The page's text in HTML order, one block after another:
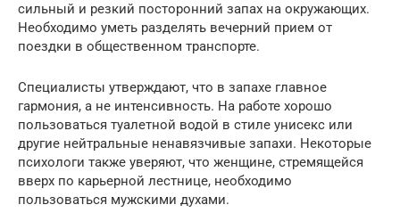
сильный и резкий посторонний запах на окружающих.
Необходимо уметь разделять вечерний прием от
поездки в общественном транспорте.
Специалисты утверждают, что в запахе главное
гармония, а не интенсивность. На работе хорошо
пользоваться туалетной водой в стиле унисекс или
другие нейтральные ненавязчивые запахи. Некоторые
психологи также уверяют, что женщине, стремящейся
вверх по карьерной лестнице, необходимо
пользоваться мужскими духами.